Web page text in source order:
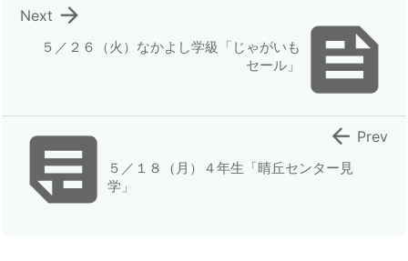

５／２６（火）なかよし学級「じゃがいも
セール」

Next
５／１８（月）４年生「晴丘センター見
学」
 Prev